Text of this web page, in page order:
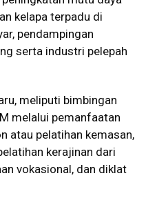
kelapa terpadu di
pendampingan
serta industri pelepah
meliputi bimbingan
melalui pemanfaatan
atau pelatihan kemasan,
kerajinan dari
vokasional, dan diklat